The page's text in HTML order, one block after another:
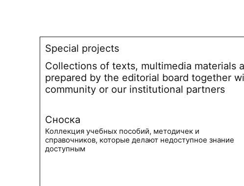
Special projects
Collections of texts, multimedia materials
prepared by the editorial board together
community or our institutional partners
Сноска
Коллекция учебных пособий, методичек и
справочников, которые делают недоступное знание
доступным